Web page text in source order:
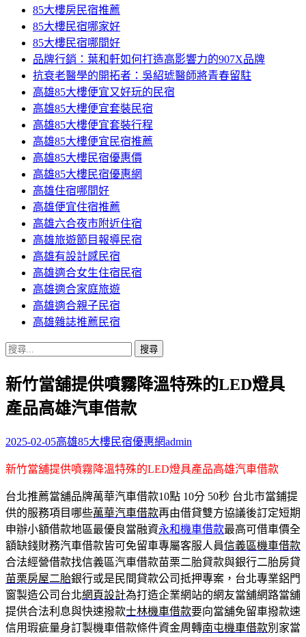
85大樓房民宿推薦
85大樓民宿哪家好
85大樓民宿哪間好
品牌行銷：葉和軒如何打造高影響力的907X品牌
抗衰老醫學的開拓者：吳紹琥醫師將青春留駐
高雄85大樓便宜又好玩的民宿
高雄85大樓便宜套裝民宿
高雄85大樓便宜套裝行程
高雄85大樓便宜民宿推薦
高雄85大樓民宿優惠價
高雄85大樓民宿優惠網
高雄住宿哪間好
高雄便宜住宿推薦
高雄六合夜市附近住宿
高雄旅遊節目報導民宿
高雄有設計感民宿
高雄適合女生住宿民宿
高雄適合家庭旅遊
高雄適合親子民宿
高雄雜誌推薦民宿
搜
關
鍵
字:
新竹當舖提供噴霧降溫特殊的LED燈具
產品高雄汽車借款
2025-02-05高雄85大樓民宿優惠網admin
新竹當舖提供噴霧降溫特殊的LED燈具產品高雄汽車借款
台北推薦當舖品牌萬華汽車借款10點 10分 50秒 台北市當鋪提
供的服務項目哪些萬華汽車借款再由借貸雙方協議後訂定短期
申辦小額借款地區最優良當融資永和機車借款最高可借車價全
額缺錢財務汽車借款皆可免留車專屬客服人員信義區機車借款
合法經營借款找信義區汽車借款苗栗二胎貸款與銀行二胎房貸
苗栗房屋二胎銀行或是民間貸款公司抵押專案，台北專業鋁門
窗製造公司台北網頁設計為打造企業網站的網友當舖網路當舖
提供合法利息與快速撥款士林機車借款要向當舖免留車撥款速
信用瑕疵量身訂製機車借款條件資金周轉南屯機車借款別家當